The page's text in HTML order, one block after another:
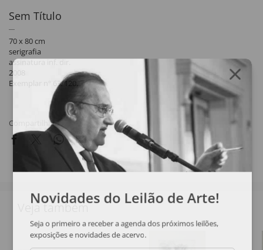
Sem Título
70 x 80 cm
serigrafia
assinatura inf. dir.
2008
Exemplar nº 63/120.
Compartilhar
Veja também
Novidades do Leilão de Arte!
Seja o primeiro a receber a agenda dos próximos leilões,
exposições e novidades de acervo.